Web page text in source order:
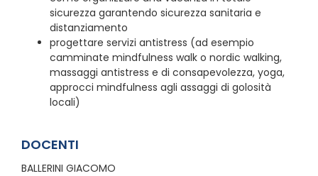
sicurezza garantendo sicurezza sanitaria e
distanziamento
progettare servizi antistress (ad esempio
camminate mindfulness walk o nordic walking,
massaggi antistress e di consapevolezza, yoga,
approcci mindfulness agli assaggi di golosità
locali)
DOCENTI
BALLERINI GIACOMO